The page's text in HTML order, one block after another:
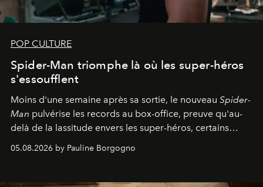
POP CULTURE
Spider-Man triomphe là où les super-héros
s'essoufflent
Moins d'une semaine après sa sortie, le nouveau Spider-
Man pulvérise les records au box-office, preuve qu'au-
delà de la lassitude envers les super-héros, certains
personnages continuent de susciter une ferveur intacte.
05.08.2026 by Pauline Borgogno